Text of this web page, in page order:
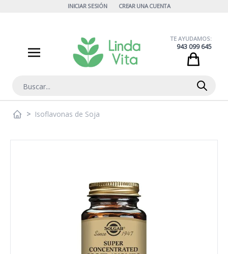
INICIAR SESIÓN CREAR UNA CUENTA
Buscar
TE AYUDAMOS:
943 099 645
> Isoflavonas de Soja